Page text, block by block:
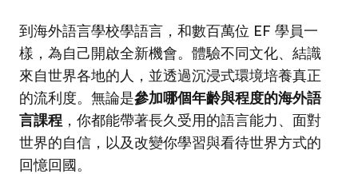
到海外語言學校學語言，和數百萬位 EF 學員一
樣，為自己開啟全新機會。體驗不同文化、結識
來自世界各地的人，並透過沉浸式環境培養真正
的流利度。無論是參加哪個年齡與程度的海外語
言課程 ，你都能帶著長久受用的語言能力、面對
世界的自信，以及改變你學習與看待世界方式的
回憶回國。